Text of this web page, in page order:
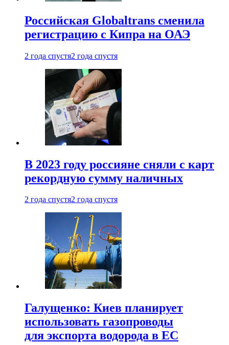
Российская Globaltrans сменила
регистрацию с Кипра на ОАЭ
2 года спустя2 года спустя
В 2023 году россияне сняли с карт
рекордную сумму наличных
2 года спустя2 года спустя
Галущенко: Киев планирует
использовать газопроводы
для экспорта водорода в ЕС